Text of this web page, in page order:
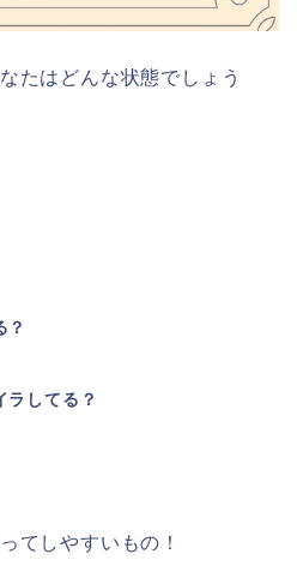
たはどんな状態でしょう
？
ラしてる？
てしやすいもの！